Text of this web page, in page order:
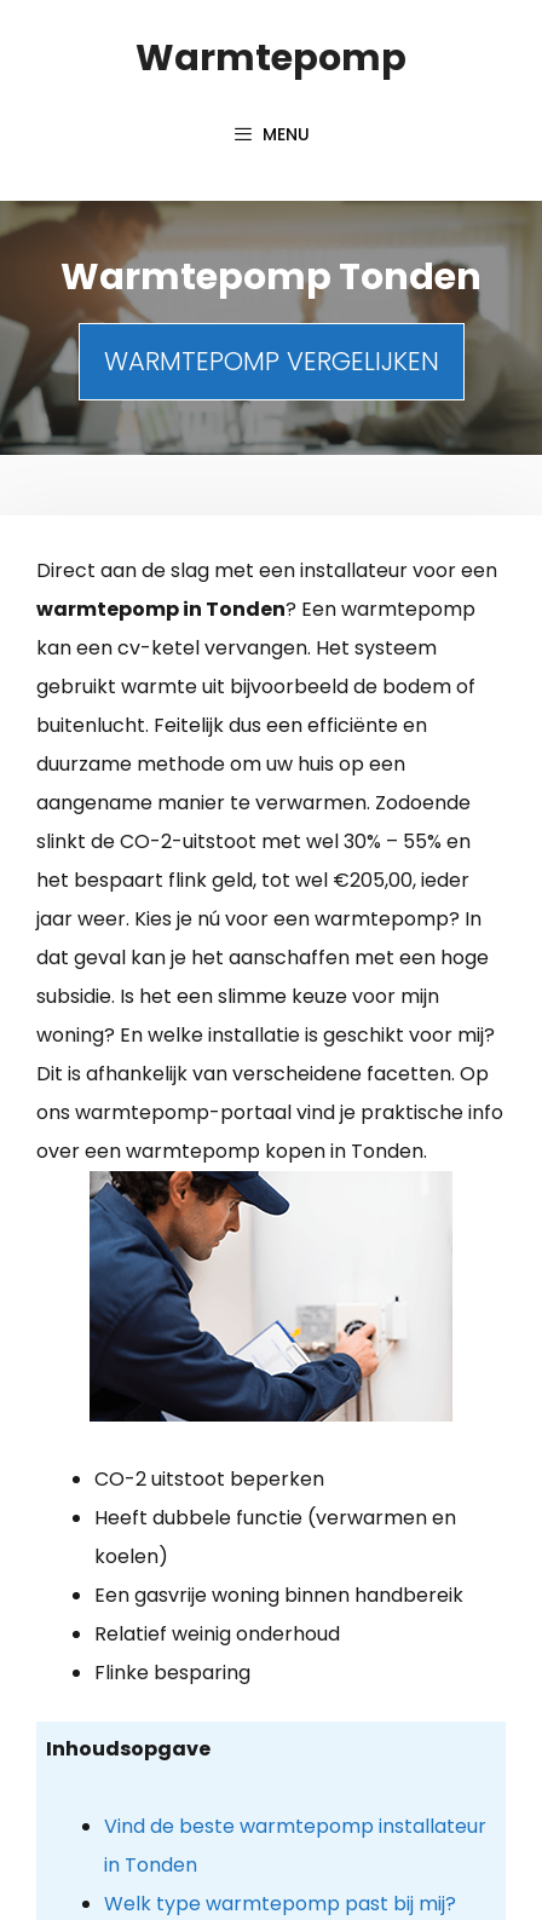
Warmtepomp
MENU
Warmtepomp Tonden
WARMTEPOMP VERGELIJKEN
Direct aan de slag met een installateur voor een
warmtepomp in Tonden? Een warmtepomp
kan een cv-ketel vervangen. Het systeem
gebruikt warmte uit bijvoorbeeld de bodem of
buitenlucht. Feitelijk dus een efficiënte en
duurzame methode om uw huis op een
aangename manier te verwarmen. Zodoende
slinkt de CO-2-uitstoot met wel 30% – 55% en
het bespaart flink geld, tot wel €205,00, ieder
jaar weer. Kies je nú voor een warmtepomp? In
dat geval kan je het aanschaffen met een hoge
subsidie. Is het een slimme keuze voor mijn
woning? En welke installatie is geschikt voor mij?
Dit is afhankelijk van verscheidene facetten. Op
ons warmtepomp-portaal vind je praktische info
over een warmtepomp kopen in Tonden.
CO-2 uitstoot beperken
Heeft dubbele functie (verwarmen en
koelen)
Een gasvrije woning binnen handbereik
Relatief weinig onderhoud
Flinke besparing
Inhoudsopgave
Vind de beste warmtepomp installateur
in Tonden
Welk type warmtepomp past bij mij?